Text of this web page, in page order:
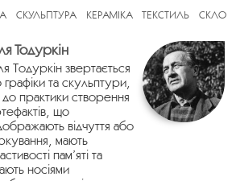
СКУЛЬПТУРА КЕРАМІКА ТЕКСТИЛЬ СКЛО
Тодуркін
Тодуркін звертається
графіки та скульптури,
до практики створення
що
відчуття або
мають
пам’яті та
носіями